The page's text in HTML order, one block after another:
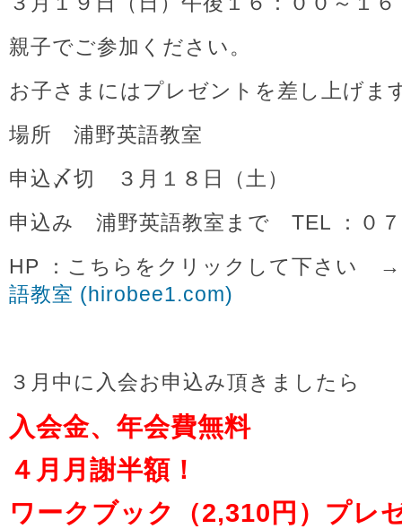
親子でご参加ください。
お子さまにはプレゼントを差し上げま
場所 浦野英語教室
申込〆切 ３月１８日（土）
申込み 浦野英語教室まで TEL ：０７
HP ：こちらをクリックして下さ
語教室 (hirobee1.com)
３月中に入会お申込み頂きましたら
入会金、年会費無料
４月月謝半額！
ワークブック（2,310円）プレ